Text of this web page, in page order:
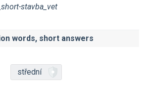
stavba_vet
words, short answers
střední